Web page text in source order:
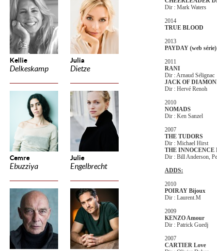
Kellie
Delkeskamp
Julia
Dietze
Cemre
Ebuzziya
Julie
Engelbrecht
Dir : Mark Waters
2014
TRUE BLOOD
2013
PAYDAY (web série)
2011
RANI
Dir : Arnaud Sélignac
JACK OF
Dir : Hervé Renoh
2010
NOMADS
Dir : Ken Sanzel
2007
THE TUDORS
Dir : Michael Hirst
THE INNOCENCE
Dir : Bill Anderson,
ADDS:
2010
POIRAY Bijoux
Dir : Laurent.M
2009
KENZO Amour
Dir : Patrick Guedj
2007
CARTIER Love